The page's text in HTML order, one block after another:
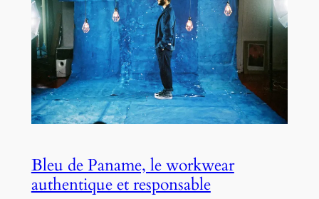
Bleu de Paname, le workwear
authentique et responsable